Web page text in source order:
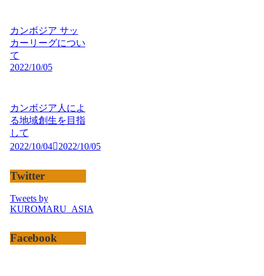
カンボジア サッ
カーリーグについ
て
2022/10/05
カンボジア人によ
る地域創生を目指
して
2022/10/04
2022/10/05
Twitter
Tweets by
KUROMARU_ASIA
Facebook